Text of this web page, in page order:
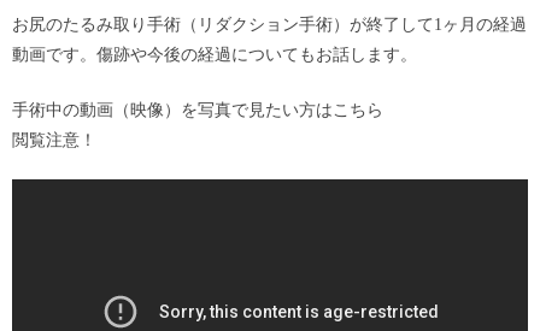
お尻のたるみ取り手術（リダクション手術）が終了して1ヶ月の経過
動画です。傷跡や今後の経過についてもお話します。
手術中の動画（映像）を写真で見たい方はこちら
閲覧注意！